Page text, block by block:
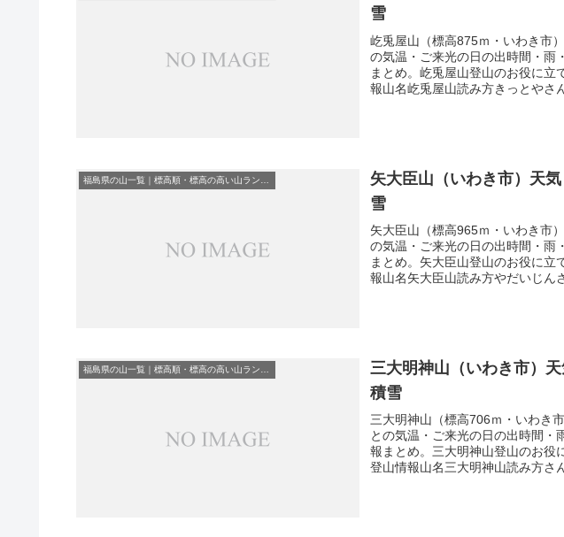
雪
屹兎屋山（標高875ｍ・いわき市
の気温・ご来光の日の出時間・雨
まとめ。屹兎屋山登山のお役に立
報山名屹兎屋山読み方きっとやさ
矢大臣山（いわき市）天
雪
矢大臣山（標高965ｍ・いわき市
の気温・ご来光の日の出時間・雨
まとめ。矢大臣山登山のお役に立
報山名矢大臣山読み方やだいじん
三大明神山（いわき市）
積雪
三大明神山（標高706ｍ・いわき
との気温・ご来光の日の出時間・
報まとめ。三大明神山登山のお役
登山情報山名三大明神山読み方さ